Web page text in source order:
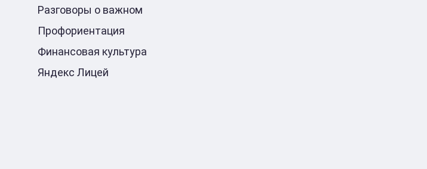
Разговоры о важном
Профориентация
Финансовая культура
Яндекс Лицей